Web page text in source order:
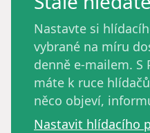
Nastavte si
vybrané na míru
denně e-mailem.
máte k ruce
něco objeví,
Nastavit hlídacího